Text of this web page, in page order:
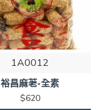
1A0012
裕昌麻荖-全素
$620